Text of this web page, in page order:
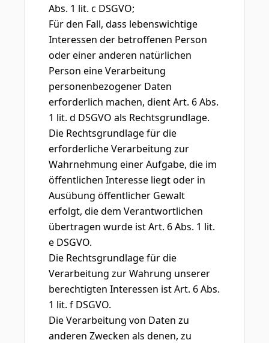
Abs. 1 lit. c DSGVO;
Für den Fall, dass lebenswichtige
Interessen der betroffenen Person
oder einer anderen natürlichen
Person eine Verarbeitung
personenbezogener Daten
erforderlich machen, dient Art. 6 Abs.
1 lit. d DSGVO als Rechtsgrundlage.
Die Rechtsgrundlage für die
erforderliche Verarbeitung zur
Wahrnehmung einer Aufgabe, die im
öffentlichen Interesse liegt oder in
Ausübung öffentlicher Gewalt
erfolgt, die dem Verantwortlichen
übertragen wurde ist Art. 6 Abs. 1 lit.
e DSGVO.
Die Rechtsgrundlage für die
Verarbeitung zur Wahrung unserer
berechtigten Interessen ist Art. 6 Abs.
1 lit. f DSGVO.
Die Verarbeitung von Daten zu
anderen Zwecken als denen, zu